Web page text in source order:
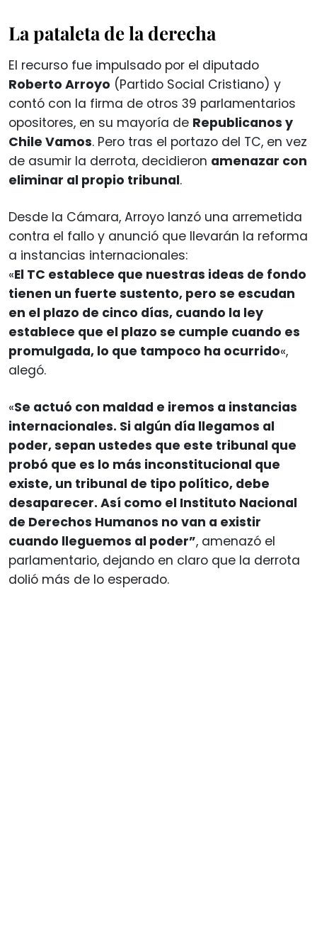
La pataleta de la derecha
El recurso fue impulsado por el diputado
Roberto Arroyo (Partido Social Cristiano) y
contó con la firma de otros 39 parlamentarios
opositores, en su mayoría de Republicanos y
Chile Vamos. Pero tras el portazo del TC, en vez
de asumir la derrota, decidieron amenazar con
eliminar al propio tribunal.
Desde la Cámara, Arroyo lanzó una arremetida
contra el fallo y anunció que llevarán la reforma
a instancias internacionales:
«El TC establece que nuestras ideas de fondo
tienen un fuerte sustento, pero se escudan
en el plazo de cinco días, cuando la ley
establece que el plazo se cumple cuando es
promulgada, lo que tampoco ha ocurrido«,
alegó.
«Se actuó con maldad e iremos a instancias
internacionales. Si algún día llegamos al
poder, sepan ustedes que este tribunal que
probó que es lo más inconstitucional que
existe, un tribunal de tipo político, debe
desaparecer. Así como el Instituto Nacional
de Derechos Humanos no van a existir
cuando lleguemos al poder”, amenazó el
parlamentario, dejando en claro que la derrota
dolió más de lo esperado.